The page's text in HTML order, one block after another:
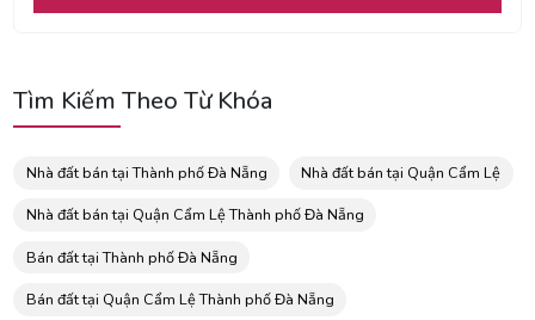
Tìm Kiếm Theo Từ Khóa
Nhà đất bán tại Thành phố Đà Nẵng Nhà đất bán tại Quận Cẩm Lệ
Nhà đất bán tại Quận Cẩm Lệ Thành phố Đà Nẵng
Bán đất tại Thành phố Đà Nẵng
Bán đất tại Quận Cẩm Lệ Thành phố Đà Nẵng